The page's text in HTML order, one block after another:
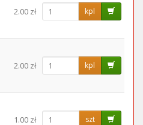
2.00 zł kpl
2.00 zł kpl
1.00 zł szt